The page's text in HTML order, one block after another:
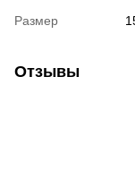
Размер
Отзывы